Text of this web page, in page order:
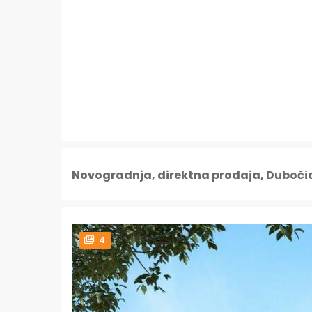
Novogradnja, direktna prodaja,
4